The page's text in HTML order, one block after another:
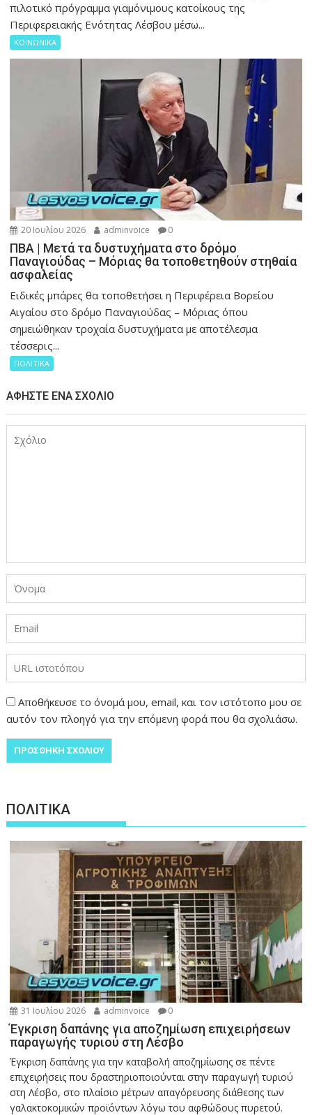
πιλοτικό πρόγραμμα γιαμόνιμους κατοίκους της
Περιφερειακής Ενότητας Λέσβου μέσω...
ΚΟΙΝΩΝΙΚΑ
20 Ιουλίου 2026 adminvoice 0
ΠΒΑ | Μετά τα δυστυχήματα στο δρόμο
Παναγιούδας – Μόριας θα τοποθετηθούν στηθαία
ασφαλείας
Ειδικές μπάρες θα τοποθετήσει η Περιφέρεια Βορείου
Αιγαίου στο δρόμο Παναγιούδας – Μόριας όπου
σημειώθηκαν τροχαία δυστυχήματα με αποτέλεσμα
τέσσερις...
ΠΟΛΙΤΙΚΑ
ΑΦΉΣΤΕ ΈΝΑ ΣΧΌΛΙΟ
Αποθήκευσε το όνομά μου, email, και τον ιστότοπο μου σε
αυτόν τον πλοηγό για την επόμενη φορά που θα σχολιάσω.
ΠΟΛΙΤΙΚΑ
31 Ιουλίου 2026 adminvoice 0
Έγκριση δαπάνης για αποζημίωση επιχειρήσεων
παραγωγής τυριού στη Λέσβο
Έγκριση δαπάνης για την καταβολή αποζημίωσης σε πέντε
επιχειρήσεις που δραστηριοποιούνται στην παραγωγή τυριού
στη Λέσβο, στο πλαίσιο μέτρων απαγόρευσης διάθεσης των
γαλακτοκομικών προϊόντων λόγω του αφθώδους πυρετού.